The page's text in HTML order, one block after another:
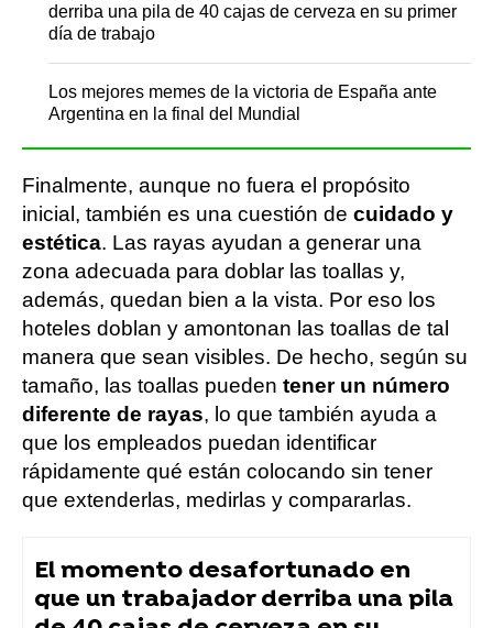
derriba una pila de 40 cajas de cerveza en su primer
día de trabajo
Los mejores memes de la victoria de España ante
Argentina en la final del Mundial
Finalmente, aunque no fuera el propósito
inicial, también es una cuestión de cuidado y
estética. Las rayas ayudan a generar una
zona adecuada para doblar las toallas y,
además, quedan bien a la vista. Por eso los
hoteles doblan y amontonan las toallas de tal
manera que sean visibles. De hecho, según su
tamaño, las toallas pueden tener un número
diferente de rayas, lo que también ayuda a
que los empleados puedan identificar
rápidamente qué están colocando sin tener
que extenderlas, medirlas y compararlas.
El momento desafortunado en
que un trabajador derriba una pila